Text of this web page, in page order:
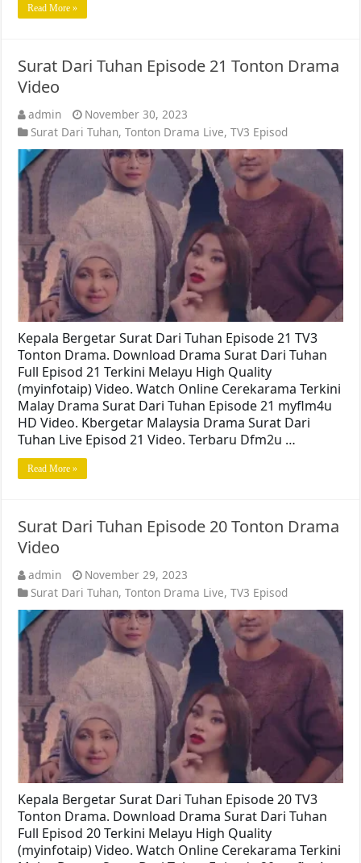
Read More »
Surat Dari Tuhan Episode 21 Tonton Drama
Video
admin
November 30, 2023
Surat Dari Tuhan,Tonton Drama Live,TV3 Episod
Kepala Bergetar Surat Dari Tuhan Episode 21 TV3
Tonton Drama. Download Drama Surat Dari Tuhan
Full Episod 21 Terkini Melayu High Quality
(myinfotaip) Video. Watch Online Cerekarama Terkini
Malay Drama Surat Dari Tuhan Episode 21 myflm4u
HD Video. Kbergetar Malaysia Drama Surat Dari
Tuhan Live Episod 21 Video. Terbaru Dfm2u …
Read More »
Surat Dari Tuhan Episode 20 Tonton Drama
Video
admin
November 29, 2023
Surat Dari Tuhan,Tonton Drama Live,TV3 Episod
Kepala Bergetar Surat Dari Tuhan Episode 20 TV3
Tonton Drama. Download Drama Surat Dari Tuhan
Full Episod 20 Terkini Melayu High Quality
(myinfotaip) Video. Watch Online Cerekarama Terkini